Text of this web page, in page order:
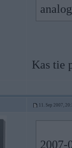
Kas tie
11. Sep 2007,
2007-